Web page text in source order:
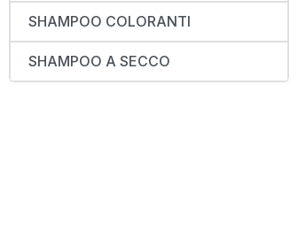
SHAMPOO COLORANTI
SHAMPOO A SECCO